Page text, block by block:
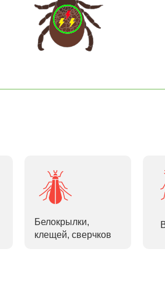
Белокрылки,
клещей, сверчков